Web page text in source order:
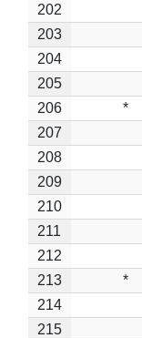
202
203
204
205
206
*
207
208
209
210
211
212
213
*
214
215